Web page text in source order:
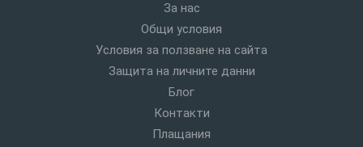
За нас
Общи условия
Условия за ползване на сайта
Защита на личните данни
Блог
Контакти
Плащания